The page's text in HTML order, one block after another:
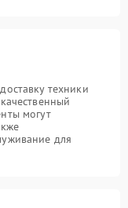
техники
могут
для